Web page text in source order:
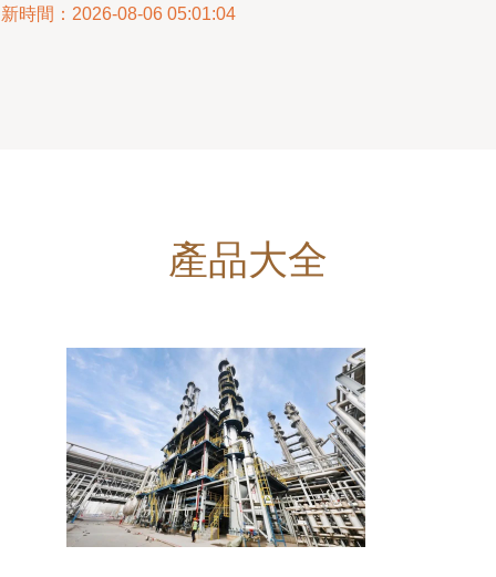
時間：2026-08-06 05:01:04
產品大全